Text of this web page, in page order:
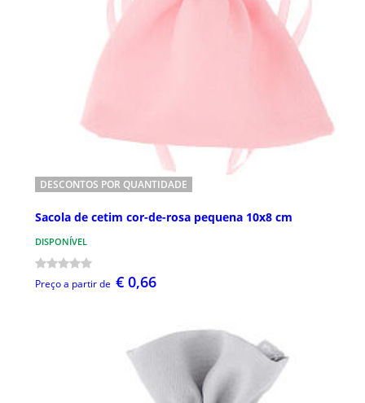
DESCONTOS POR QUANTIDADE
Sacola de cetim cor-de-rosa pequena 10x8 cm
DISPONÍVEL
Preço a partir de € 0,66